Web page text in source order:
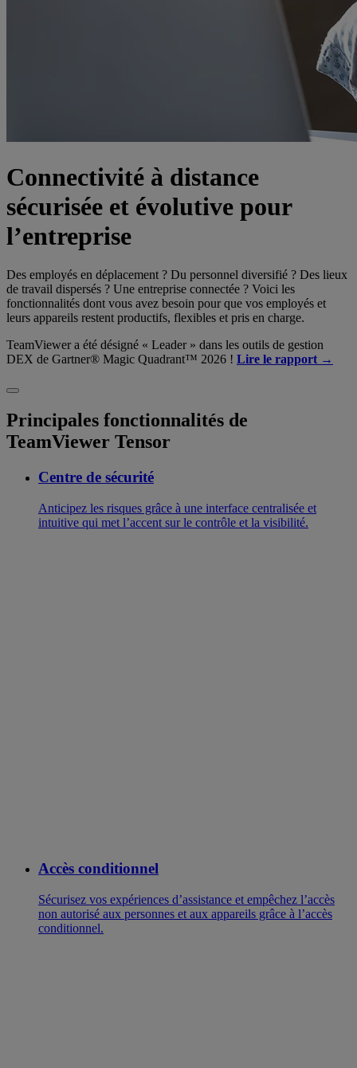
Connectivité à distance
sécurisée et évolutive pour
l’entreprise
Des employés en déplacement ? Du personnel diversifié ? Des lieux
de travail dispersés ? Une entreprise connectée ? Voici les
fonctionnalités dont vous avez besoin pour que vos employés et
leurs appareils restent productifs, flexibles et pris en charge.
TeamViewer a été désigné « Leader » dans les outils de gestion
DEX de Gartner® Magic Quadrant™ 2026 ! Lire le rapport →
Principales fonctionnalités de
TeamViewer Tensor
Centre de sécurité
Anticipez les risques grâce à une interface centralisée et
intuitive qui met l’accent sur le contrôle et la visibilité.
Accès conditionnel
Sécurisez vos expériences d’assistance et empêchez l’accès
non autorisé aux personnes et aux appareils grâce à l’accès
conditionnel.